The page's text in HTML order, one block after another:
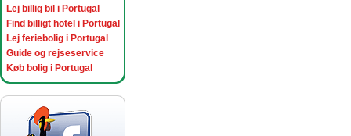
Lej billig bil i Portugal
Find billigt hotel i Portugal
Lej feriebolig i Portugal
Guide og rejseservice
Køb bolig i Portugal